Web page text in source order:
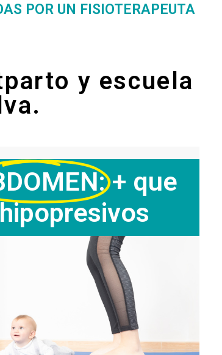
POR UN FISIOTERAPEUTA
y escuela
+ que
hipopresivos